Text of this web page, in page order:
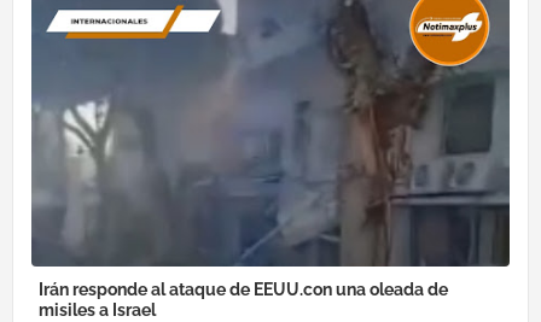
Irán responde al ataque de EEUU.con una oleada de
misiles a Israel